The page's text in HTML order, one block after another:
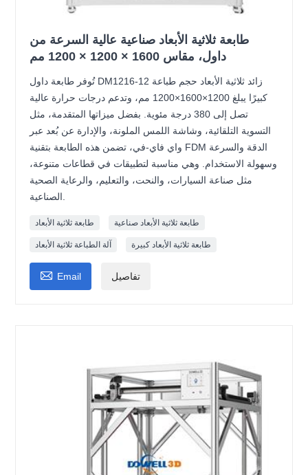
طابعة ثلاثية الأبعاد صناعية عالية السرعة من
داول، مقاس 1600 × 1200 × 1200 مم
تُوفر طابعة داول DM1216-12 زائد ثلاثية الأبعاد حجم طباعة
كبيرًا يبلغ 1200×1600×1200 مم، وتدعم درجات حرارة عالية
تصل إلى 380 درجة مئوية. بفضل ميزاتها المتقدمة، مثل
التسوية التلقائية، وشاشة اللمس الملونة، والإدارة عن بُعد عبر
واي فاي-في، تضمن هذه الطابعة بتقنية FDM الدقة والسرعة
وسهولة الاستخدام. وهي مناسبة لتطبيقات في قطاعات متنوعة،
مثل صناعة السيارات، والنحت، والتعليم، والرعاية الصحية
طابعة ثلاثية الأبعاد طابعة ثلاثية الأبعاد صناعية
آلة الطباعة ثلاثية الأبعاد طابعة ثلاثية الأبعاد كبيرة
 Email تفاصيل